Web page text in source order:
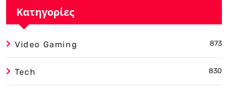
Κατηγορίες
Video Gaming 873
Tech 830